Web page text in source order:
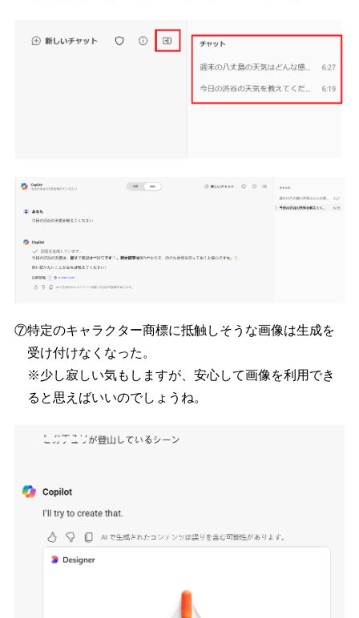
⑦特定のキャラクター商標に抵触しそうな画像は生成を
受け付けなくなった。
※少し寂しい気もしますが、安心して画像を利用でき
ると思えばいいのでしょうね。